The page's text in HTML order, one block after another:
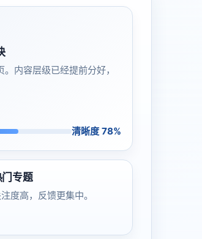
内容层级已经提前分好，
清晰度 78%
门专题
度高，反馈更集中。